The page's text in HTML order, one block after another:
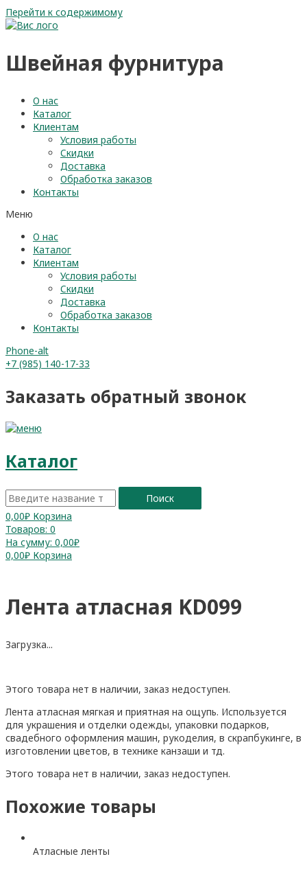
Перейти к содержимому
Швейная фурнитура
О нас
Каталог
Клиентам
Условия работы
Скидки
Доставка
Обработка заказов
Контакты
Меню
О нас
Каталог
Клиентам
Условия работы
Скидки
Доставка
Обработка заказов
Контакты
Phone-alt
+7 (985) 140-17-33
Заказать обратный звонок
Каталог
Поиск
0,00₽ Корзина
Товаров: 0
На сумму: 0,00₽
0,00₽ Корзина
Лента атласная KD099
Загрузка...
Этого товара нет в наличии, заказ недоступен.
Лента атласная мягкая и приятная на ощупь. Используется
для украшения и отделки одежды, упаковки подарков,
свадебного оформления машин, рукоделия, в скрапбукинге, в
изготовлении цветов, в технике канзаши и тд.
Этого товара нет в наличии, заказ недоступен.
Похожие товары
Атласные ленты